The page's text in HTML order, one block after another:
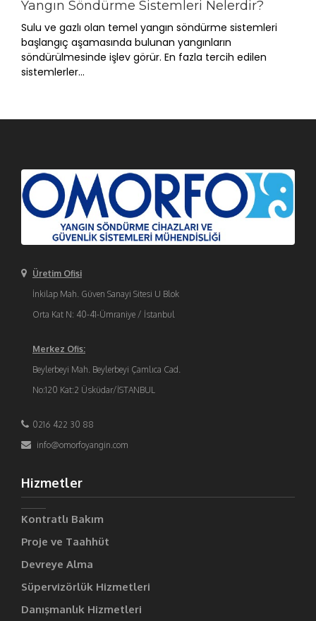
Yangın Söndürme Sistemleri Nelerdir?
Sulu ve gazlı olan temel yangın söndürme sistemleri
başlangıç aşamasında bulunan yangınların
söndürülmesinde işlev görür. En fazla tercih edilen
sistemlerler...
Üretim Ofisi
İnkilap Mah. Güven Sanayi Sitesi U Blok
Orta Kat N: 40-41-Ümraniye / İstanbul
Merkez Ofis:
Beylerbeyi Mah. Beylerbeyi Çamlıca Cad.
No:120 Kat:2 Üsküdar/İSTANBUL
0216 422 30 88
info@omorfoyangin.com
Hizmetler
Kontratlı Bakım
Proje ve Taahhüt
Devreye Alma
Süpervizörlük Hizmetleri
Danışmanlık Hizmetleri